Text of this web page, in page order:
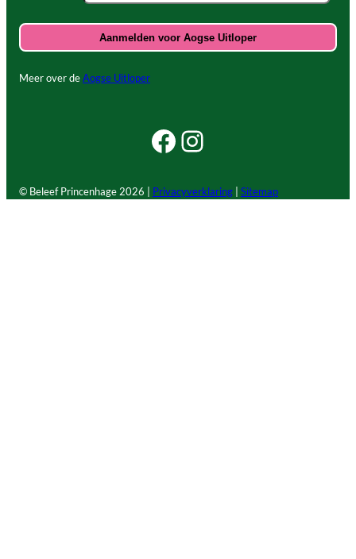
Meer over deAogse Uitloper
Facebook Beleef Princenhage
Instagram Beleef Princenhage
© Beleef Princenhage 2026 | Privacyverklaring Sitemap